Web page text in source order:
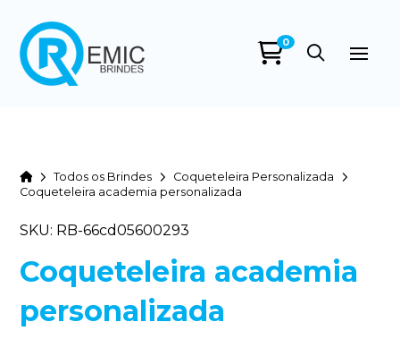
0
HomeTodos os Brindes
Coqueteleira Personalizada
Coqueteleira academia personalizada
SKU: RB-66cd05600293
Coqueteleira academia
personalizada